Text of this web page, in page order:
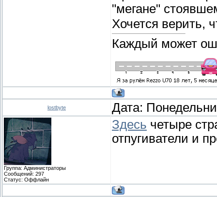
"мегане"
Хочется верить,
Каждый может
lostbyte Дата:
Группа: Администраторы
Сообщений: 297
Статус: Оффлайн
Здесь четыре
отпугиватели и